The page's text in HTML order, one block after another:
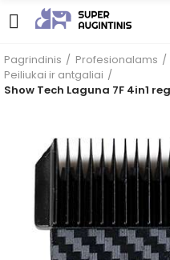
Pagrindinis Profesionalams
Peiliukai ir antgaliai
Show Tech Laguna 7F 4in1